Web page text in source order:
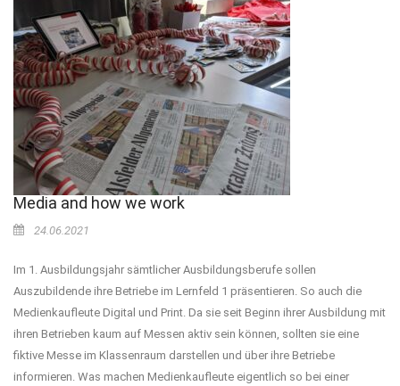
Media and how we work
24.06.2021
Im 1. Ausbildungsjahr sämtlicher Ausbildungsberufe sollen
Auszubildende ihre Betriebe im Lernfeld 1 präsentieren. So auch die
Medienkaufleute Digital und Print. Da sie seit Beginn ihrer Ausbildung mit
ihren Betrieben kaum auf Messen aktiv sein können, sollten sie eine
fiktive Messe im Klassenraum darstellen und über ihre Betriebe
informieren. Was machen Medienkaufleute eigentlich so bei einer